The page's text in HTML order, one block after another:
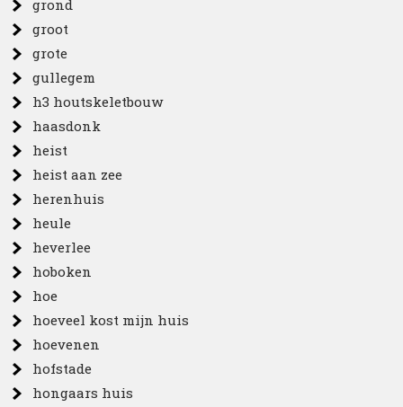
grond
groot
grote
gullegem
h3 houtskeletbouw
haasdonk
heist
heist aan zee
herenhuis
heule
heverlee
hoboken
hoe
hoeveel kost mijn huis
hoevenen
hofstade
hongaars huis